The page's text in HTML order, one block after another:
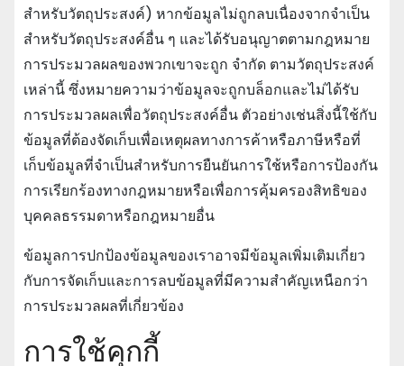
สําหรับวัตถุประสงค์) หากข้อมูลไม่ถูกลบเนื่องจากจําเป็น
สําหรับวัตถุประสงค์อื่น ๆ และได้รับอนุญาตตามกฎหมาย
การประมวลผลของพวกเขาจะถูก จํากัด ตามวัตถุประสงค์
เหล่านี้ ซึ่งหมายความว่าข้อมูลจะถูกบล็อกและไม่ได้รับ
การประมวลผลเพื่อวัตถุประสงค์อื่น ตัวอย่างเช่นสิ่งนี้ใช้กับ
ข้อมูลที่ต้องจัดเก็บเพื่อเหตุผลทางการค้าหรือภาษีหรือที่
เก็บข้อมูลที่จําเป็นสําหรับการยืนยันการใช้หรือการป้องกัน
การเรียกร้องทางกฎหมายหรือเพื่อการคุ้มครองสิทธิของ
บุคคลธรรมดาหรือกฎหมายอื่น
ข้อมูลการปกป้องข้อมูลของเราอาจมีข้อมูลเพิ่มเติมเกี่ยว
กับการจัดเก็บและการลบข้อมูลที่มีความสําคัญเหนือกว่า
การประมวลผลที่เกี่ยวข้อง
การใช้คุกกี้